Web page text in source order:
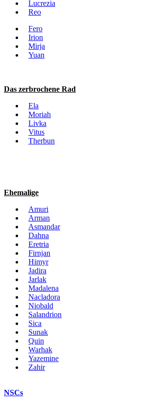
Lucrezia
Reo
Fero
Irion
Mirja
Yuan
Das zerbrochene Rad
Ela
Moriah
Livka
Vitus
Therbun
Ehemalige
Amuri
Arman
Asmandar
Dahna
Eretria
Firnjan
Himyr
Jadira
Jarlak
Madalena
Nacladora
Niobald
Salandrion
Sica
Sunak
Quin
Warhak
Yazemine
Zahir
NSCs